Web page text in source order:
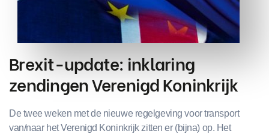
Brexit-update: inklaring
zendingen Verenigd Koninkrijk
De twee weken met de nieuwe regelgeving voor transport
van/naar het Verenigd Koninkrijk zitten er (bijna) op. Het